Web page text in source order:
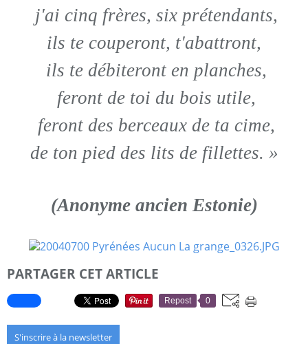
j'ai cinq frères, six prétendants,
ils te couperont, t'abattront,
ils te débiteront en planches,
feront de toi du bois utile,
feront des berceaux de ta cime,
de ton pied des lits de fillettes. »
(Anonyme ancien Estonie)
PARTAGER CET ARTICLE
Repost 0
S'inscrire à la newsletter